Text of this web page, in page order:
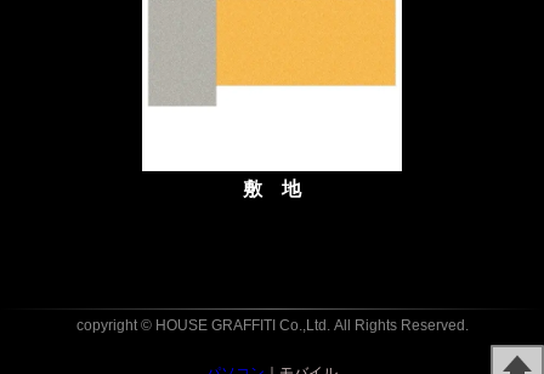
敷 地
copyright © HOUSE GRAFFITI Co.,Ltd. All Rights Reserved.